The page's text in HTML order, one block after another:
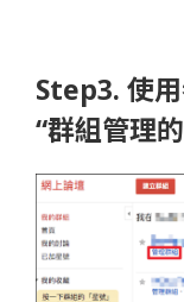
Step3. 使
“群組管理